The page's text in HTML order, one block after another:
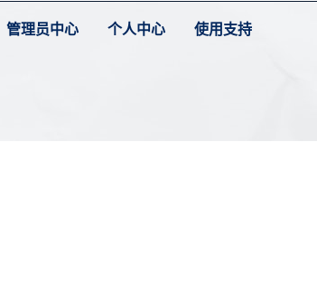
管理员中心 个人中心 使用支持